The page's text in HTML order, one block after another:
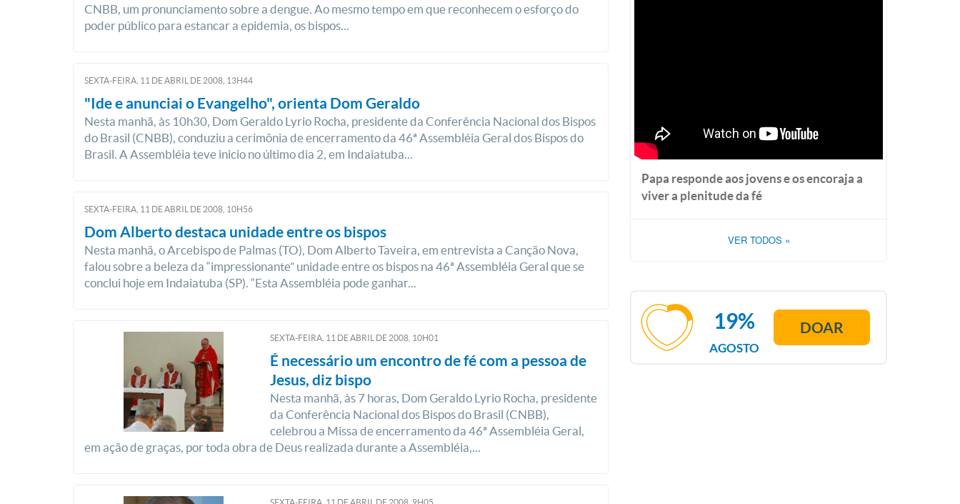
CNBB, um pronunciamento sobre a dengue. Ao mesmo tempo em que reconhecem o esforço do
poder público para estancar a epidemia, os bispos...
SEXTA-FEIRA, 11 DEABRIL DE 2008, 13H44
"Ide e anunciai o Evangelho", orienta Dom Geraldo
Nesta manhã, às 10h30, Dom Geraldo Lyrio Rocha, presidente da Conferência Nacional dos Bispos
do Brasil (CNBB), conduziu a cerimônia de encerramento da 46ª Assembléia Geral dos Bispos do
Brasil. A Assembléia teve inicio no último dia 2, em Indaiatuba...
SEXTA-FEIRA, 11 DEABRIL DE 2008, 10H56
Dom Alberto destaca unidade entre os bispos
Nesta manhã, o Arcebispo de Palmas (TO), Dom Alberto Taveira, em entrevista a Canção Nova,
falou sobre a beleza da “impressionante” unidade entre os bispos na 46ª Assembléia Geral que se
conclui hoje em Indaiatuba (SP). “Esta Assembléia pode ganhar...
SEXTA-FEIRA, 11 DEABRIL DE 2008, 10H01
É necessário um encontro de fé com a pessoa de
Jesus, diz bispo
Nesta manhã, às 7 horas, Dom Geraldo Lyrio Rocha, presidente
da Conferência Nacional dos Bispos do Brasil (CNBB),
celebrou a Missa de encerramento da 46ª Assembléia Geral,
em ação de graças, por toda obra de Deus realizada durante a Assembléia,...
Papa responde aos jovens e os encoraja a
viver a plenitude da fé
VER TODOS »
AGOSTO
19% DOAR